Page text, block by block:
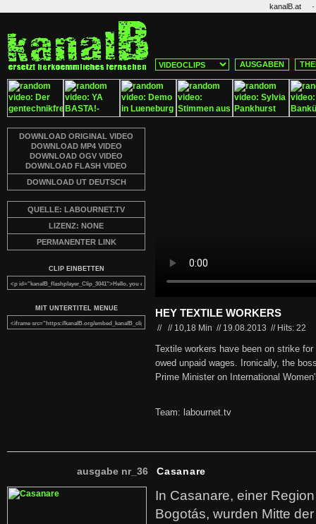
kanalB.at ·
AUSGABEN
DOWNLOAD ORIGINAL VIDEO
DOWNLOAD MP4 VIDEO
DOWNLOAD OGV VIDEO
DOWNLOAD FLASH VIDEO
DOWNLOAD UT DEUTSCH
QUELLE: LABOURNET.TV
LIZENZ: NONE
PERMANENTER LINK
CLIP EINBETTEN
MIT UNTERTITEL MENUE HEY TEXTILE WORKERS
// // 10,18 Min // 19.08.2013 // Hits: 22
Textile workers have been on strike
owed unpaid wages. Ironically, the
Prime Minister on International
Team: labournet.tv
ausgabe nr_36 Casanare
In Casanare, einer
Bogotás, wurden Mitte